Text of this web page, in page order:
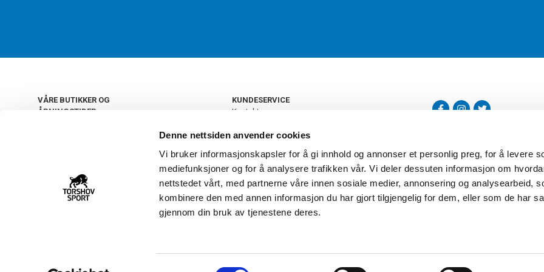
Denne nettsiden anvender cookies
Vi bruker informasjonskapsler for å gi innhold og annonser et personlig preg, for å levere
mediefunksjoner og for å analysere trafikken vår. Vi deler dessuten informasjon om
nettstedet vårt, med partnerne våre innen sosiale medier, annonsering og analysearbeid,
kombinere den med annen informasjon du har gjort tilgjengelig for dem, eller som de har
gjennom din bruk av tjenestene deres.
VÅRE BUTIKKER OG
ÅPNINGSTIDER
22 09 20 20
KUNDESERVICE
Kontakt oss
Retur og bytte
Personvern
Frakt og levering
Ledige stillinger
FAQ - Ofte stilte spørsmål
Åpenhetsloven
Torshov Sport har over 90 års
klubbhandel. Torshov Sport har
Drammen, Sandvika Storsenter